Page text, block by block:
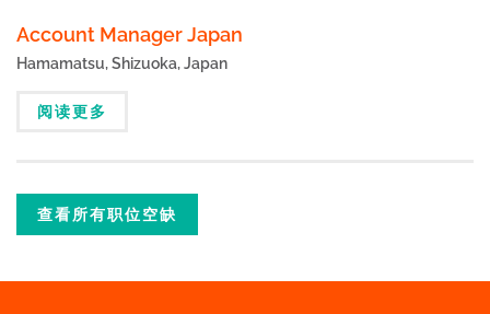
Account Manager Japan
Hamamatsu, Shizuoka, Japan
阅读更多
查看所有职位空缺